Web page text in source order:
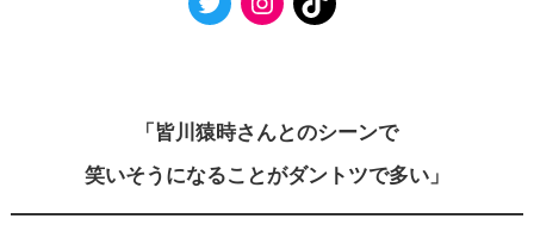
「皆川猿時さんとのシーンで
笑いそうになることがダントツで多い」